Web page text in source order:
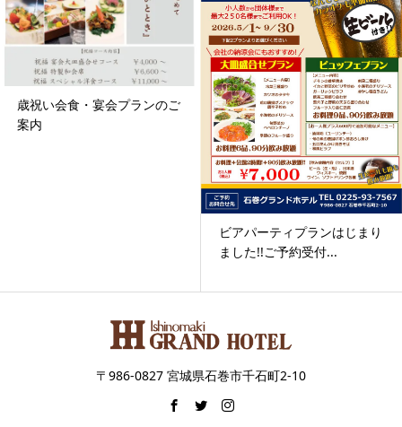
歳祝い会食・宴会プランのご
案内
ビアパーティプランはじまり
ました!!ご予約受付...
〒986-0827 宮城県石巻市千石町2-10